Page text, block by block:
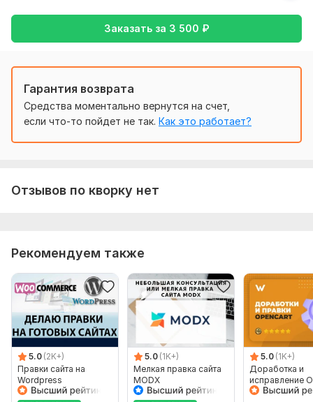
Переспам ключевых фраз
Медленную загрузку
Ошибки плагинов
Оптимизирую сайт так, чтобы он соответствовал
требованиям поисковых систем и был удобен для
пользователей.
1. Полное техническое и SEO-соответствие сайта
3. Настройку консоли для отслеживания ошибок
Исправления и техподдержка после сдачи — бесплатно в
течение 7 дней. Гарантия результата.
Работаю аккуратно, без нарушения структуры и дизайна
сайта.
Нужно для заказа:
Доступ к админ-панели WordPress
Заказать за 3 500 ₽
Гарантия возврата
Средства моментально вернутся на счет,
если что-то пойдет не так. Как это работает?
Отзывов по кворку нет
Рекомендуем также
5.0 (2K+)
Правки сайта на
Wordpress
5.0 (1K+)
Мелкая правка сайта
MODX
5.0 (1K+)
Доработка и
исправление